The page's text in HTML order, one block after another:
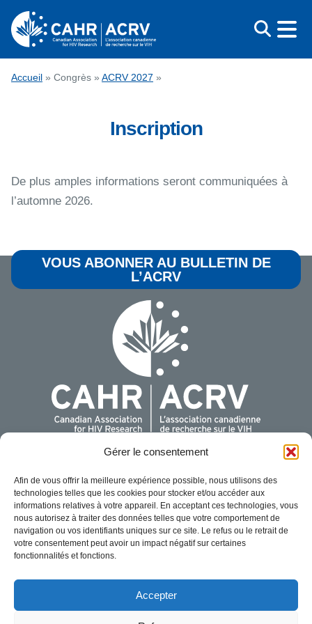
Gérer le consentement
Afin de vous offrir la meilleure expérience possible, nous utilisons des
technologies telles que les cookies pour stocker et/ou accéder aux
informations relatives à votre appareil. En acceptant ces technologies, vous
nous autorisez à traiter des données telles que votre comportement de
navigation ou vos identifiants uniques sur ce site. Le refus ou le retrait de
votre consentement peut avoir un impact négatif sur certaines
fonctionnalités et fonctions.
Accepter
Aller
au
contenu
CONGRÈS
MÉDIAS
ENGLISH
Accueil » Congrès » ACRV 2027 »
Inscription
De plus amples informations seront communiquées à
l’automne 2026.
VOUS ABONNER AU BULLETIN DE
L’ACRV
Association canadienne de recherche sur le VIH
440 Laurier Avenue West, Suite 200
Ottawa, Ontario K1R 7X6
1-888-374-CAHR (2247)
info@cahr-acrv.ca
conference@cahr-acrv.ca.